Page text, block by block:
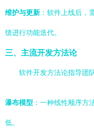
维护与更新 ：软件上线后，
馈进行功能迭代。
三、主流开发方法论
软件开发方法论指导团
瀑布模型 ：一种线性顺序方
低。